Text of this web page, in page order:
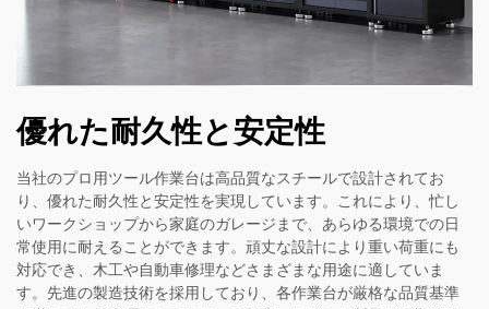
優れた耐久性と安定性
当社のプロ用ツール作業台は高品質なスチールで設計されてお
り、優れた耐久性と安定性を実現しています。これにより、忙し
いワークショップから家庭のガレージまで、あらゆる環境での日
常使用に耐えることができます。頑丈な設計により重い荷重にも
対応でき、木工や自動車修理などさまざまな用途に適していま
す。先進の製造技術を採用しており、各作業台が厳格な品質基準